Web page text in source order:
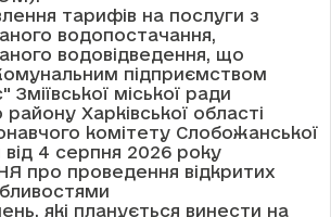
тарифів на послуги з
водопостачання,
водовідведення, що
підприємством
Зміївської міської ради
району Харківської області
комітету Слобожанської
від 4 серпня 2026 року
про проведення відкритих
які планується винести на